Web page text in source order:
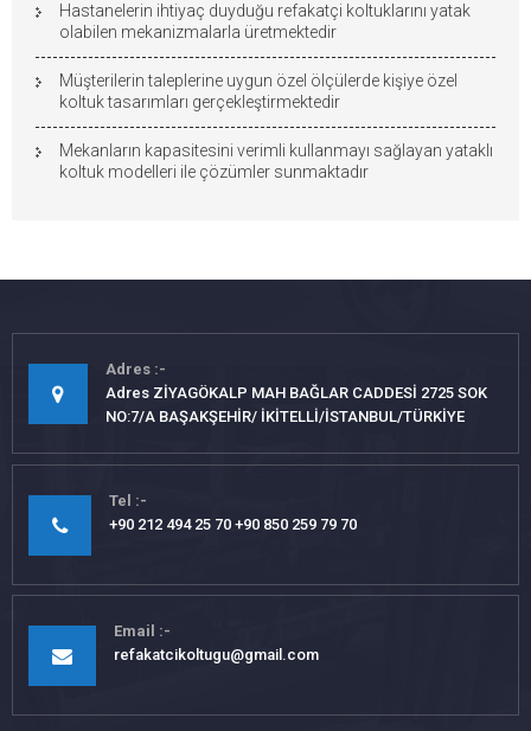
Hastanelerin ihtiyaç duyduğu refakatçi koltuklarını yatak
olabilen mekanizmalarla üretmektedir
Müşterilerin taleplerine uygun özel ölçülerde kişiye özel
koltuk tasarımları gerçekleştirmektedir
Mekanların kapasitesini verimli kullanmayı sağlayan yataklı
koltuk modelleri ile çözümler sunmaktadır
Adres
Adres ZİYAGÖKALP MAH BAĞLAR CADDESİ 2725 SOK
NO:7/A BAŞAKŞEHİR/ İKİTELLİ/İSTANBUL/TÜRKİYE
Tel
+90 212 494 25 70 +90 850 259 79 70
Email
refakatcikoltugu@gmail.com